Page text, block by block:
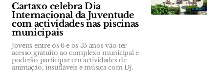
Cartaxo celebra Dia
Internacional da Juventude
com actividades nas piscinas
municipais
Jovens entre os 6 e os 35 anos vão ter
acesso gratuito ao complexo municipal e
poderão participar em actividades de
animação, insufláveis e música com DJ.